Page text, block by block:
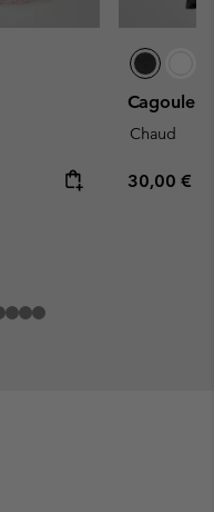
Cagoule
Chaud
Regular
30,00 €